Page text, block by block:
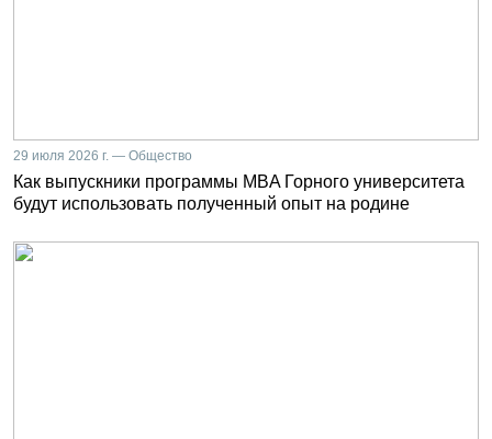
29 июля 2026 г. — Общество
Как выпускники программы MBA Горного университета
будут использовать полученный опыт на родине